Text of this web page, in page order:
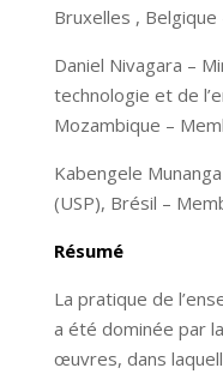
Bruxelles ,
Daniel Nivagara –
technologie et de
Mozambique –
Kabengele
(USP), Brésil –
Résumé
La pratique de
a été dominée par
œuvres, dans